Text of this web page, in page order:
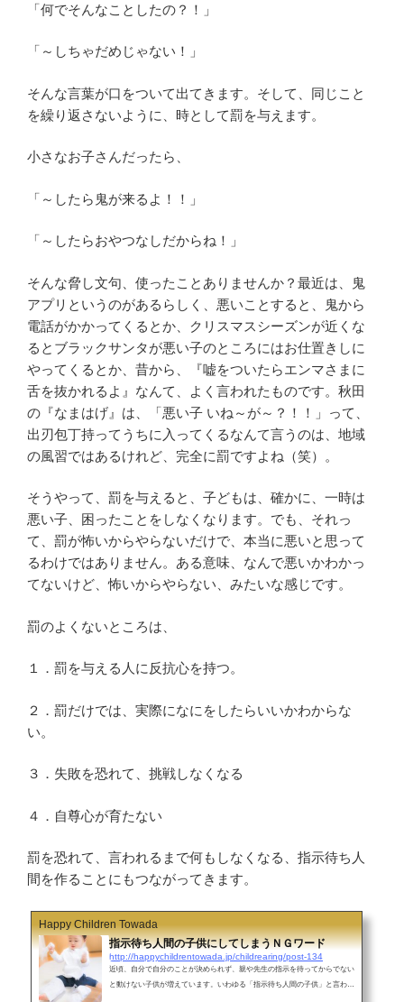
「何でそんなことしたの？！」
「～しちゃだめじゃない！」
そんな言葉が口をついて出てきます。そして、同じこと
を繰り返さないように、時として罰を与えます。
小さなお子さんだったら、
「～したら鬼が来るよ！！」
「～したらおやつなしだからね！」
そんな脅し文句、使ったことありませんか？最近は、鬼
アプリというのがあるらしく、悪いことすると、鬼から
電話がかかってくるとか、クリスマスシーズンが近くな
るとブラックサンタが悪い子のところにはお仕置きしに
やってくるとか、昔から、『嘘をついたらエンマさまに
舌を抜かれるよ』なんて、よく言われたものです。秋田
の『なまはげ』は、「悪い子 いね～が～？！！」って、
出刃包丁持ってうちに入ってくるなんて言うのは、地域
の風習ではあるけれど、完全に罰ですよね（笑）。
そうやって、罰を与えると、子どもは、確かに、一時は
悪い子、困ったことをしなくなります。でも、それっ
て、罰が怖いからやらないだけで、本当に悪いと思って
るわけではありません。ある意味、なんで悪いかわかっ
てないけど、怖いからやらない、みたいな感じです。
罰のよくないところは、
１．罰を与える人に反抗心を持つ。
２．罰だけでは、実際になにをしたらいいかわからな
い。
３．失敗を恐れて、挑戦しなくなる
４．自尊心が育たない
罰を恐れて、言われるまで何もしなくなる、指示待ち人
間を作ることにもつながってきます。
Happy Children Towada
指示待ち人間の子供にしてしまうＮＧワード
http://happychildrentowada.jp/childrearing/post-134
近頃、自分で自分のことが決められず、親や先生の指示を待ってからでない
と動けない子供が増えています。いわゆる「指示待ち人間の子供」と言われ